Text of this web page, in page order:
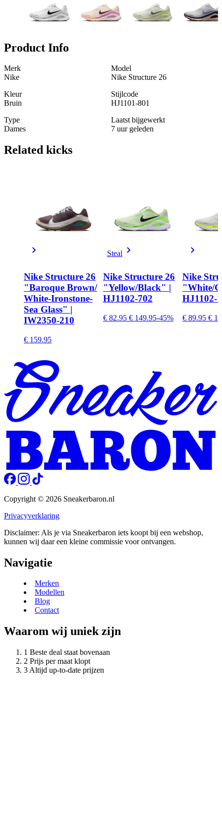
Product Info
Merk
Nike
Model
Nike Structure 26
Kleur
Bruin
Stijlcode
HJ1101-801
Type
Dames
Laatst bijgewerkt
7 uur geleden
Related kicks
Nike Structure 26
"Baroque Brown/
White-Ironstone-
Sea Glass" |
IW2350-210
€ 159.95
Steal
Nike Structure 26
"Yellow/Black" |
HJ1102-702
€ 82.95 € 149.95-45%
Nike
"White/
HJ1102-
€ 89.95 €
Copyright © 2026 Sneakerbaron.nl
Privacyverklaring
Disclaimer: Als je via Sneakerbaron iets koopt bij een webshop,
kunnen wij daar een kleine commissie voor ontvangen.
Navigatie
Merken
Modellen
Blog
Contact
Waarom wij uniek zijn
Beste deal staat bovenaan
Prijs per maat klopt
Altijd up-to-date prijzen